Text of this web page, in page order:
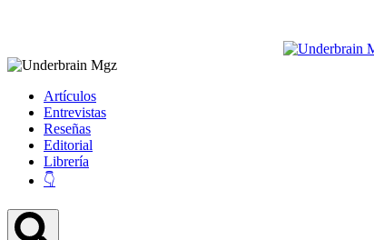
Artículos
Entrevistas
Reseñas
Editorial
Librería
👇